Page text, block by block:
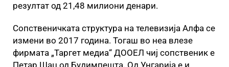
резултат од 21,48 милиони денари.
Сопственичката структура на телевизија Алфа се
измени во 2017 година. Тогаш во неа влезе
фирмата „Таргет медиа“ ДООЕЛ чиј сопственик е
Петар Шац од Будимпешта. Од Унгарија е и